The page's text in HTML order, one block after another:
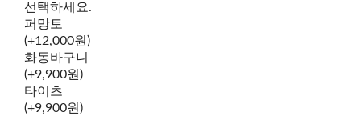
선택하세요.
퍼망토
(+12,000원)
화동바구니
(+9,900원)
타이츠
(+9,900원)